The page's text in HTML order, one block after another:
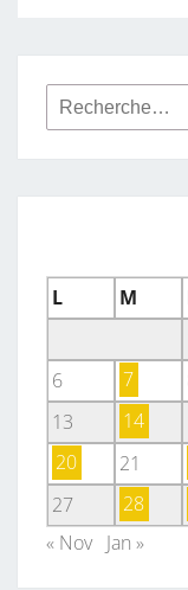
Rechercher :
L
M
6
7
13
14
20
21
27
28
« Nov Jan »